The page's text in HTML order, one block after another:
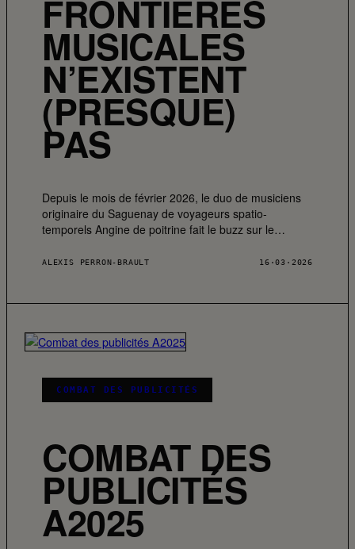
FRONTIÈRES
MUSICALES
N’EXISTENT
(PRESQUE)
PAS
Depuis le mois de février 2026, le duo de musiciens
originaire du Saguenay de voyageurs spatio-
temporels Angine de poitrine fait le buzz sur le…
ALEXIS PERRON-BRAULT 16·03·2026
COMBAT DES PUBLICITÉS
COMBAT DES
PUBLICITÉS
A2025